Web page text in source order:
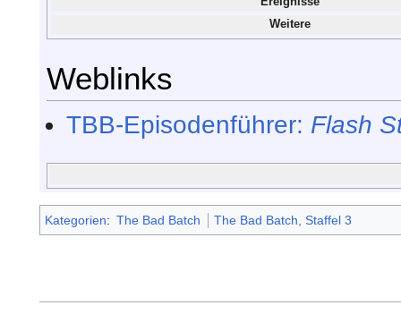
Weitere
Weblinks
TBB-Episodenführer: Flash
Kategorien: The Bad Batch The Bad Batch, Staffel 3